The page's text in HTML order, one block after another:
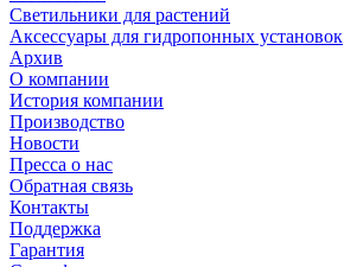
Светильники для растений
Аксессуары для гидропонных установок
Архив
О компании
История компании
Производство
Новости
Пресса о нас
Обратная связь
Контакты
Поддержка
Гарантия